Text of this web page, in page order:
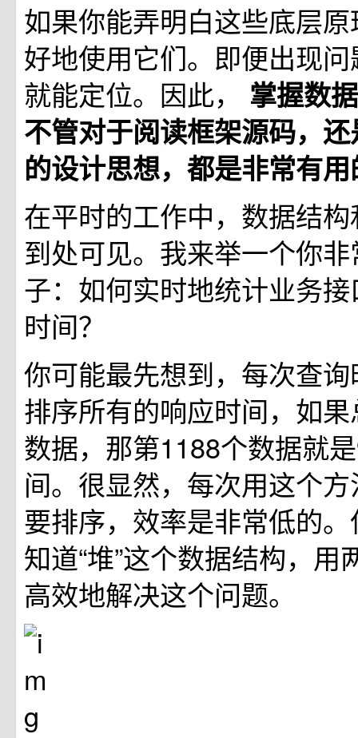
如果你能弄明白这些底层
好地使用它们。即便出现
就能定位。因此， 掌握数
不管对于阅读框架源码，
的设计思想，都是非常有
在平时的工作中，数据结
到处可见。我来举一个你
子：如何实时地统计业务
时间？
你可能最先想到，每次查
排序所有的响应时间，如
数据，那第1188个数据就
间。很显然，每次用这个
要排序，效率是非常低的
知道“堆”这个数据结构，用
高效地解决这个问题。